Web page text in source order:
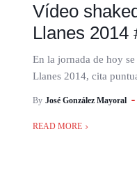
Vídeo
Llanes 2014
En la jornada de hoy
Llanes 2014, cita
By José González Mayoral
READ MORE